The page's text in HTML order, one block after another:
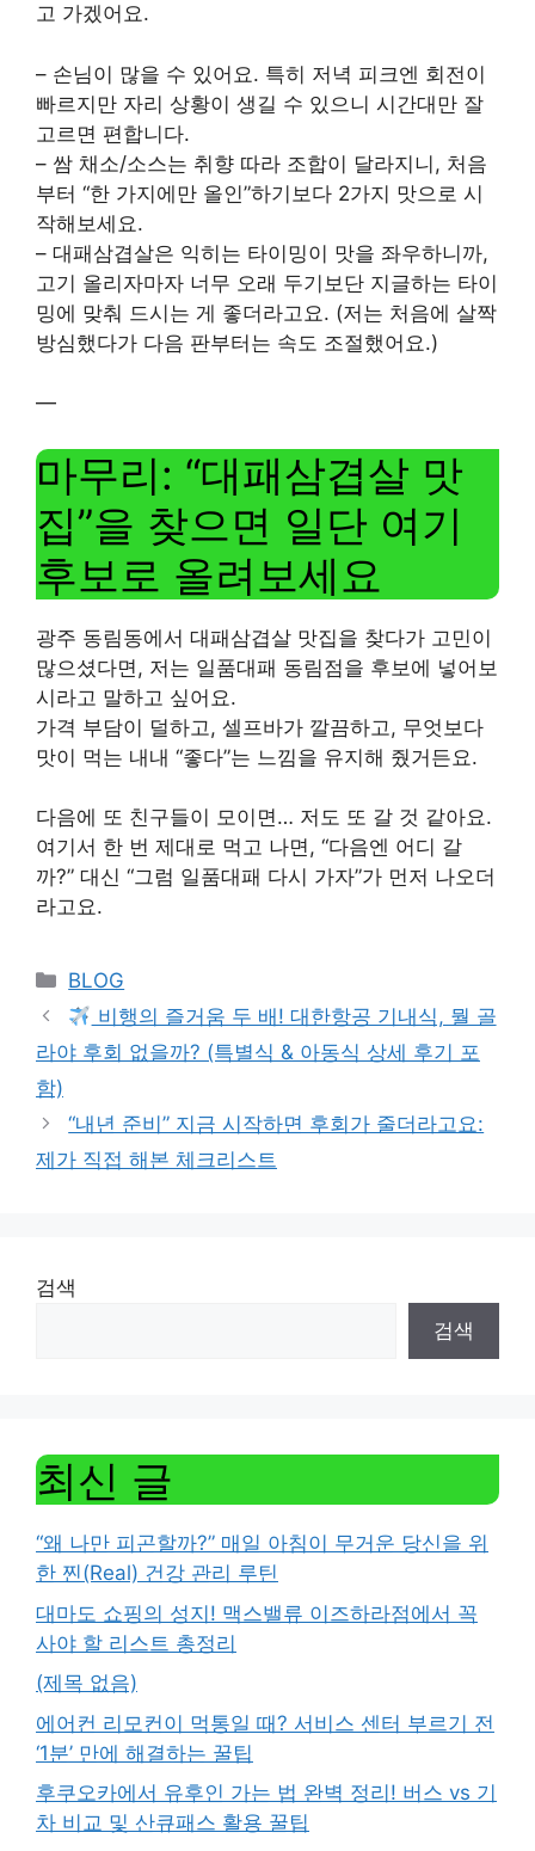
고 가겠어요.
– 손님이 많을 수 있어요. 특히 저녁 피크엔 회전이
빠르지만 자리 상황이 생길 수 있으니 시간대만 잘
고르면 편합니다.
– 쌈 채소/소스는 취향 따라 조합이 달라지니, 처음
부터 “한 가지에만 올인”하기보다 2가지 맛으로 시
작해보세요.
– 대패삼겹살은 익히는 타이밍이 맛을 좌우하니까,
고기 올리자마자 너무 오래 두기보단 지글하는 타이
밍에 맞춰 드시는 게 좋더라고요. (저는 처음에 살짝
방심했다가 다음 판부터는 속도 조절했어요.)
—
마무리: “대패삼겹살 맛
집”을 찾으면 일단 여기
후보로 올려보세요
광주 동림동에서 대패삼겹살 맛집을 찾다가 고민이
많으셨다면, 저는 일품대패 동림점을 후보에 넣어보
시라고 말하고 싶어요.
가격 부담이 덜하고, 셀프바가 깔끔하고, 무엇보다
맛이 먹는 내내 “좋다”는 느낌을 유지해 줬거든요.
다음에 또 친구들이 모이면… 저도 또 갈 것 같아요.
여기서 한 번 제대로 먹고 나면, “다음엔 어디 갈
까?” 대신 “그럼 일품대패 다시 가자”가 먼저 나오더
라고요.
Categories
BLOG
비행의 즐거움 두 배! 대한항공 기내식, 뭘 골
라야 후회 없을까? (특별식 & 아동식 상세 후기 포
함)
“내년 준비” 지금 시작하면 후회가 줄더라고요:
제가 직접 해본 체크리스트
검색
검색
최신 글
“왜 나만 피곤할까?” 매일 아침이 무거운 당신을 위
한 찐(Real) 건강 관리 루틴
대마도 쇼핑의 성지! 맥스밸류 이즈하라점에서 꼭
사야 할 리스트 총정리
(제목 없음)
에어컨 리모컨이 먹통일 때? 서비스 센터 부르기 전
‘1분’ 만에 해결하는 꿀팁
후쿠오카에서 유후인 가는 법 완벽 정리! 버스 vs 기
차 비교 및 산큐패스 활용 꿀팁